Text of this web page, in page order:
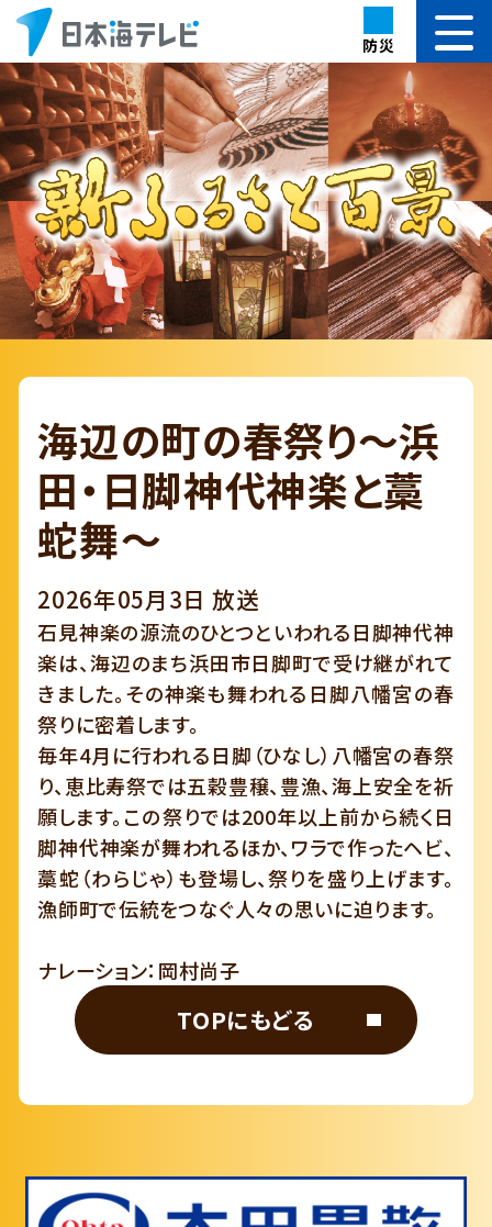
防災
海辺の町の春祭り～浜
田・日脚神代神楽と藁
蛇舞～
2026年05月3日 放送
石見神楽の源流のひとつといわれる日脚神代神
楽は、海辺のまち浜田市日脚町で受け継がれて
きました。その神楽も舞われる日脚八幡宮の春
祭りに密着します。
毎年4月に行われる日脚（ひなし）八幡宮の春祭
り、恵比寿祭では五穀豊穣、豊漁、海上安全を祈
願します。この祭りでは200年以上前から続く日
脚神代神楽が舞われるほか、ワラで作ったヘビ、
藁蛇（わらじゃ）も登場し、祭りを盛り上げます。
漁師町で伝統をつなぐ人々の思いに迫ります。
ナレーション：岡村尚子
TOPにもどる